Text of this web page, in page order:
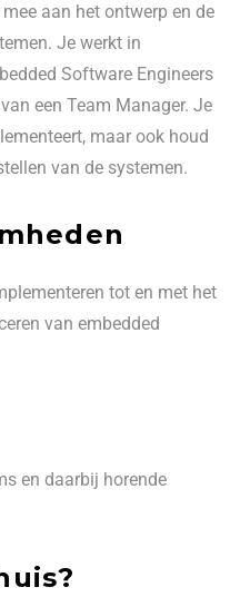
aan het ontwerp en de
Je werkt in
Software Engineers
een Team Manager. Je
maar ook houd
van de systemen.
tot en met het
van embedded
en daarbij horende